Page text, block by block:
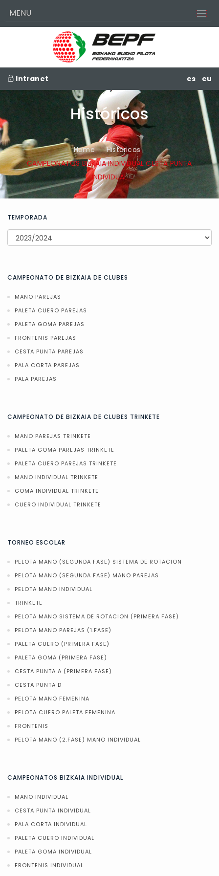
MENU
Intranet es eu
Históricos
Home
Históricos
CAMPEONATOS BIZKAIA INDIVIDUAL CESTA PUNTA
INDIVIDUAL
TEMPORADA
CAMPEONATO DE BIZKAIA DE CLUBES
MANO PAREJAS
PALETA CUERO PAREJAS
PALETA GOMA PAREJAS
FRONTENIS PAREJAS
CESTA PUNTA PAREJAS
PALA CORTA PAREJAS
PALA PAREJAS
CAMPEONATO DE BIZKAIA DE CLUBES TRINKETE
MANO PAREJAS TRINKETE
PALETA GOMA PAREJAS TRINKETE
PALETA CUERO PAREJAS TRINKETE
MANO INDIVIDUAL TRINKETE
GOMA INDIVIDUAL TRINKETE
CUERO INDIVIDUAL TRINKETE
TORNEO ESCOLAR
PELOTA MANO (SEGUNDA FASE) SISTEMA DE ROTACION
PELOTA MANO (SEGUNDA FASE) MANO PAREJAS
PELOTA MANO INDIVIDUAL
TRINKETE
PELOTA MANO SISTEMA DE ROTACION (PRIMERA FASE)
PELOTA MANO PAREJAS (1.FASE)
PALETA CUERO (PRIMERA FASE)
PALETA GOMA (PRIMERA FASE)
CESTA PUNTA A (PRIMERA FASE)
CESTA PUNTA D
PELOTA MANO FEMENINA
PELOTA CUERO PALETA FEMENINA
FRONTENIS
PELOTA MANO (2.FASE) MANO INDIVIDUAL
CAMPEONATOS BIZKAIA INDIVIDUAL
MANO INDIVIDUAL
CESTA PUNTA INDIVIDUAL
PALA CORTA INDIVIDUAL
PALETA CUERO INDIVIDUAL
PALETA GOMA INDIVIDUAL
FRONTENIS INDIVIDUAL